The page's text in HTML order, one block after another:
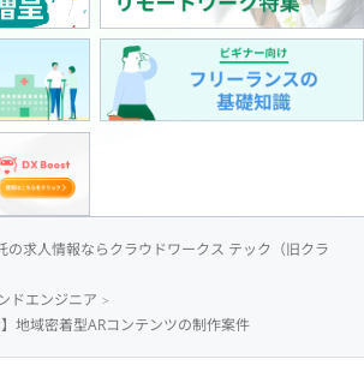
の求人情報ならクラウドワークス テック（旧クラ
ドエンジニア
地域密着型ARコンテンツの制作案件